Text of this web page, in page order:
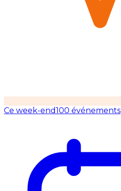
Ce week-end100 événements